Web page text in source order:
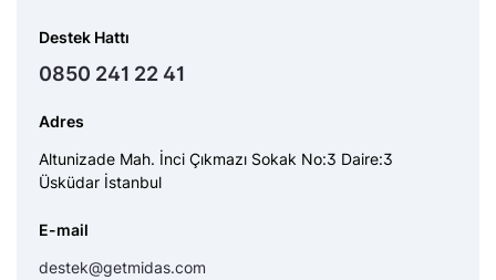
Destek Hattı
0850 241 22 41
Adres
Altunizade Mah. İnci Çıkmazı Sokak No:3 Daire:3
Üsküdar İstanbul
E-mail
destek@getmidas.com